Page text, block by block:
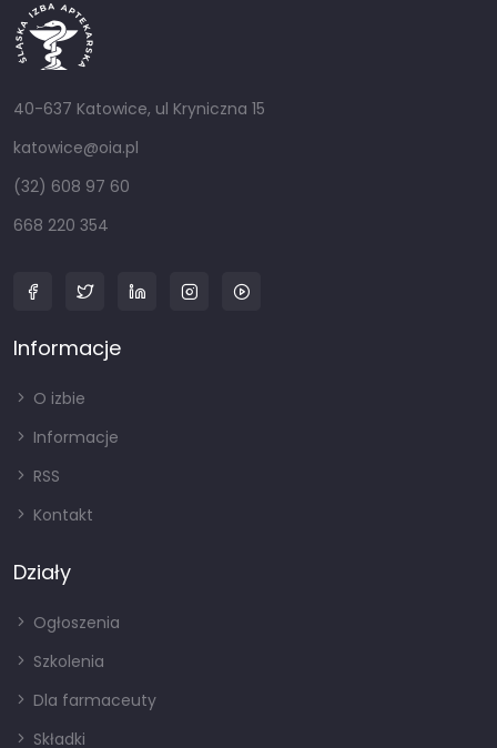
40-637 Katowice, ul Kryniczna 15
katowice@oia.pl
(32) 608 97 60
668 220 354
Informacje
O izbie
Informacje
RSS
Kontakt
Działy
Ogłoszenia
Szkolenia
Dla farmaceuty
Składki